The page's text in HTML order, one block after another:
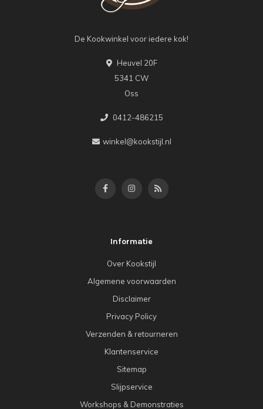
De Kookwinkel voor iedere kok!
Heuvel 20F
5341 CW
Oss
0412-486215
winkel@kookstijl.nl
Informatie
Over Kookstijl
Algemene voorwaarden
Disclaimer
Privacy Policy
Verzenden & retourneren
Klantenservice
Sitemap
Slijpservice
Workshops & Demonstraties